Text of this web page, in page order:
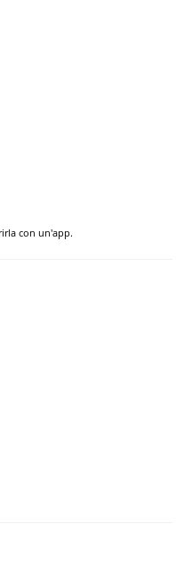
con un'app.